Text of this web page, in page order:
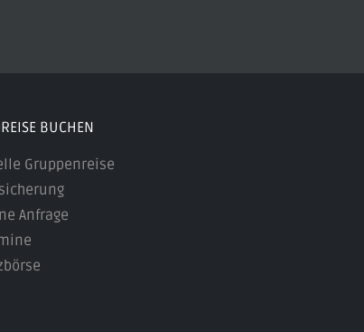
BUCHEN
Gruppenreise
Anfrage